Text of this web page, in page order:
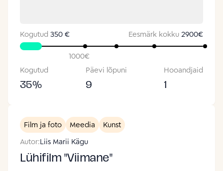
Kogutud 350 € Eesmärk kokku 2900€
1000€
Kogutud
35%
Päevi lõpuni
9
Hooandjaid
1
Film ja foto Meedia
Kunst
Autor:Liis Marii Kägu
Lühifilm "Viimane"